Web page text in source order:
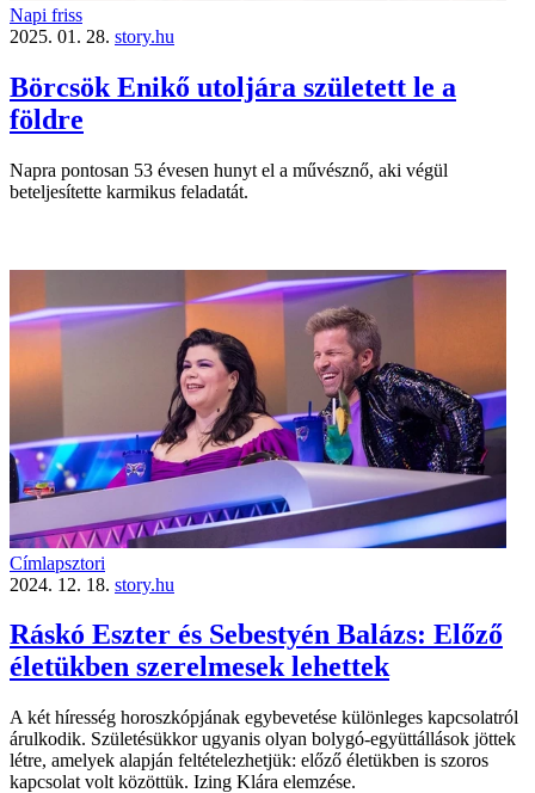
Napi friss
2025. 01. 28. story.hu
Börcsök Enikő utoljára született le a
földre
Napra pontosan 53 évesen hunyt el a művésznő, aki végül
beteljesítette karmikus feladatát.
Címlapsztori
2024. 12. 18. story.hu
Ráskó Eszter és Sebestyén Balázs: Előző
életükben szerelmesek lehettek
A két híresség horoszkópjának egybevetése különleges kapcsolatról
árulkodik. Születésükkor ugyanis olyan bolygó-együttállások jöttek
létre, amelyek alapján feltételezhetjük: előző életükben is szoros
kapcsolat volt közöttük. Izing Klára elemzése.